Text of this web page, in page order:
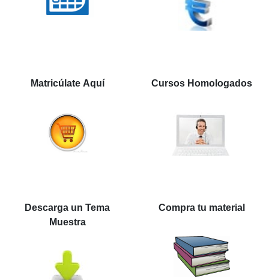
Matricúlate Aquí Cursos Homologados
Descarga un Tema
Muestra
Compra tu material